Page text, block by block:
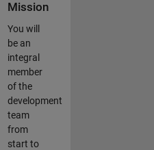
Mission
You will
be an
integral
member
of the
development
team
from
start to